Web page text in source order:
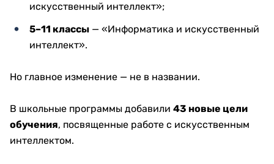
искусственный интеллект»;
5–11 классы — «Информатика и искусственный
интеллект».
Но главное изменение — не в названии.
В школьные программы добавили 43 новые цели
обучения, посвященные работе с искусственным
интеллектом.